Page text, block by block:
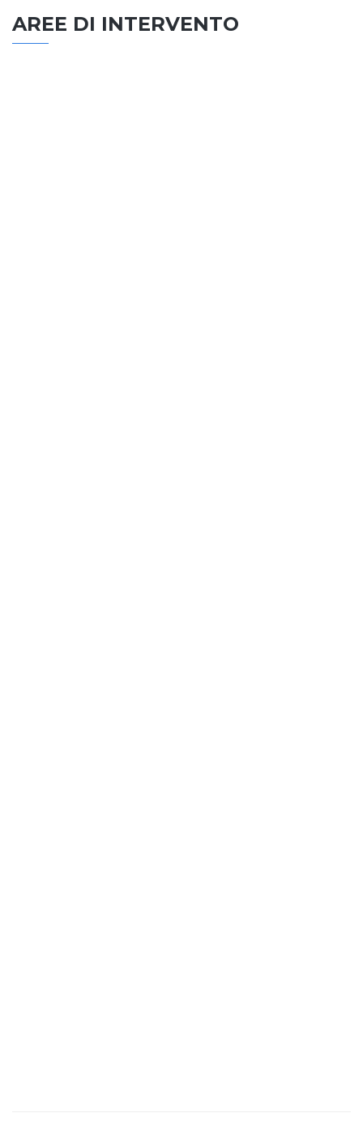
AREE DI INTERVENTO